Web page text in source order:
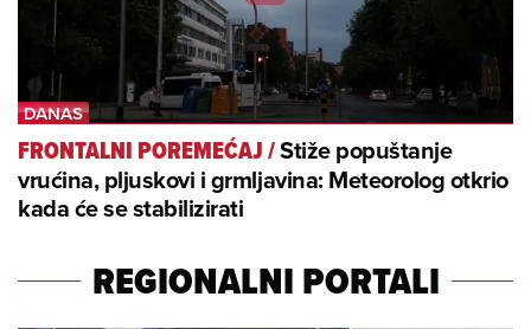
FRONTALNI POREMEĆAJ/Stiže popuštanje
vrućina, pljuskovi i grmljavina: Meteorolog otkrio
kada će se stabilizirati
REGIONALNI PORTALI